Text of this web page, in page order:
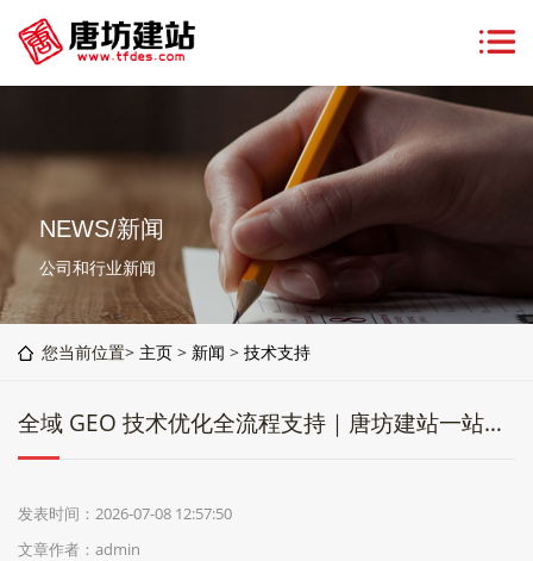
NEWS/新闻
公司和行业新闻
您当前位置> 主页 > 新闻 > 技术支持
全域 GEO 技术优化全流程支持｜唐坊建站一站式解决网站 / APP / 小程序流量底层难题
发表时间：2026-07-08 12:57:50
文章作者：admin